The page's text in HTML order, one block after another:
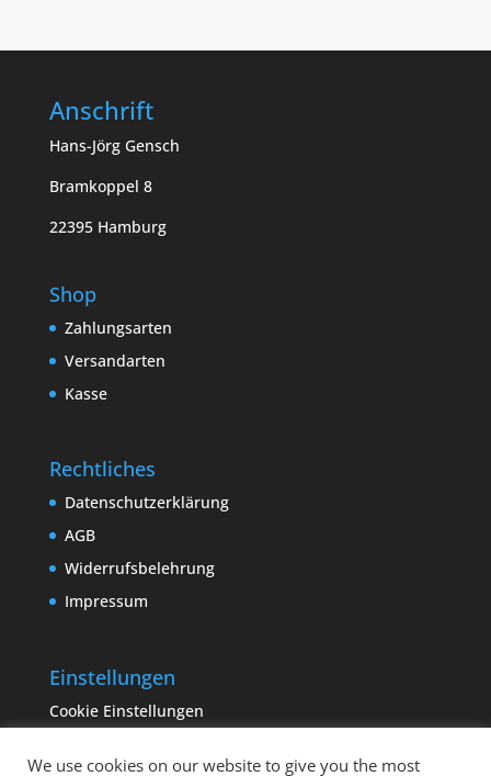
Anschrift
Hans-Jörg Gensch
Bramkoppel 8
22395 Hamburg
Shop
Zahlungsarten
Versandarten
Kasse
Rechtliches
Datenschutzerklärung
AGB
Widerrufsbelehrung
Impressum
Einstellungen
Cookie Einstellungen
We use cookies on our website to give you the most